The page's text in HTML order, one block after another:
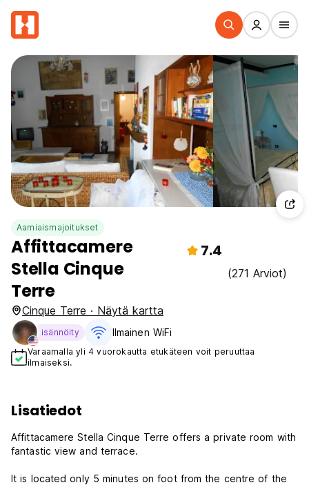
Aamiaismajoitukset
Affittacamere
Stella Cinque
Terre
7.4
(271 Arviot)
Cinque Terre · Näytä kartta
isännöity Ilmainen WiFi
Varaamalla yli 4 vuorokautta etukäteen voit peruuttaa
ilmaiseksi.
Lisatiedot
Affittacamere Stella Cinque Terre offers a private room with
fantastic view and terrace.
It is located only 5 minutes on foot from the centre of the